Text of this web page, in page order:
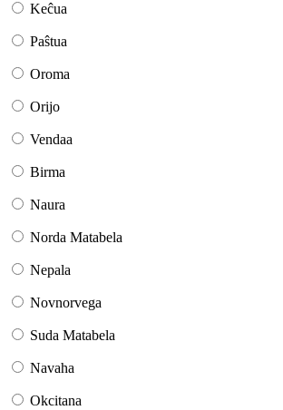
Keĉua
Paŝtua
Oroma
Orijo
Vendaa
Birma
Naura
Norda Matabela
Nepala
Novnorvega
Suda Matabela
Navaha
Okcitana